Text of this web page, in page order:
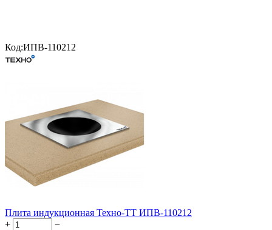
Код:ИПВ-110212
Плита индукционная Техно-ТТ ИПВ-110212
+
−